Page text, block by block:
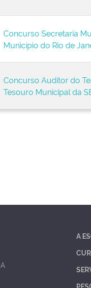
Concurso Secretaria
Município do Rio de
Concurso Auditor do
Tesouro Municipal da
A